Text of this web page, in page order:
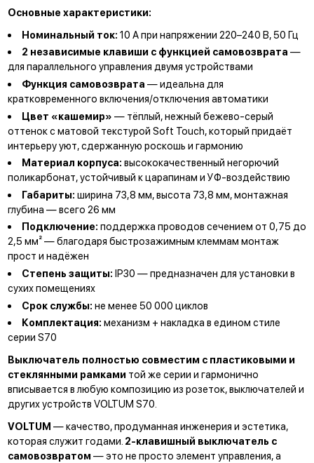
Основные характеристики:
Номинальный ток: 10 А при напряжении 220–240 В, 50 Гц
2 независимые клавиши с функцией самовозврата —
для параллельного управления двумя устройствами
Функция самовозврата — идеальна для
кратковременного включения/отключения автоматики
Цвет «кашемир» — тёплый, нежный бежево-серый
оттенок с матовой текстурой Soft Touch, который придаёт
интерьеру уют, сдержанную роскошь и гармонию
Материал корпуса:высококачественный негорючий
поликарбонат, устойчивый к царапинам и УФ-воздействию
Габариты:ширина 73,8 мм, высота 73,8 мм, монтажная
глубина — всего 26 мм
Подключение: поддержка проводов сечением от 0,75 до
2,5 мм² — благодаря быстрозажимным клеммам монтаж
прост и надёжен
Степень защиты:IP30 — предназначен для установки в
сухих помещениях
Срок службы:не менее 50 000 циклов
Комплектация: механизм + накладка в едином стиле
серии S70
Выключатель полностью совместим с пластиковыми и
стеклянными рамками той же серии и гармонично
вписывается в любую композицию из розеток, выключателей и
других устройств VOLTUM S70.
VOLTUM — качество, продуманная инженерия и эстетика,
которая служит годами. 2-клавишный выключатель с
самовозвратом — это не просто элемент управления, а